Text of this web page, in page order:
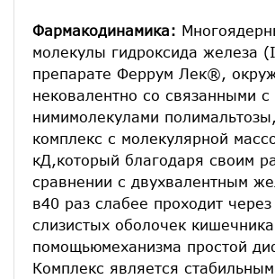
Фармакодинамика:
молекулы гидроксида железа
препарате Феррум Лек®,
нековалентно со связанными с
нимимолекулами
комплекс с молекулярной
кД,который благодаря своим
сравнении с двухвалентным
в40 раз слабее проходит
слизистых оболочек
помощьюмеханизма простой
Комплекс является